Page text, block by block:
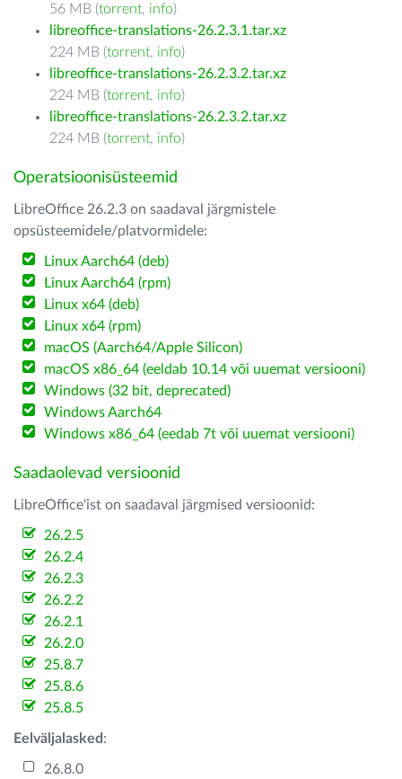
56 MB (torrent, info)
libreoffice-translations-26.2.3.1.tar.xz
224 MB (torrent, info)
libreoffice-translations-26.2.3.2.tar.xz
224 MB (torrent, info)
libreoffice-translations-26.2.3.2.tar.xz
224 MB (torrent, info)
Operatsioonisüsteemid
LibreOffice 26.2.3 on saadaval järgmistele
opsüsteemidele/platvormidele:
Linux Aarch64 (deb)
Linux Aarch64 (rpm)
Linux x64 (deb)
Linux x64 (rpm)
macOS (Aarch64/Apple Silicon)
macOS x86_64 (eeldab 10.14 või uuemat versiooni)
Windows (32 bit, deprecated)
Windows Aarch64
Windows x86_64 (eedab 7t või uuemat versiooni)
Saadaolevad versioonid
LibreOffice'ist on saadaval järgmised versioonid:
26.2.5
26.2.4
26.2.3
26.2.2
26.2.1
26.2.0
25.8.7
25.8.6
25.8.5
Eelväljalasked :
26.8.0